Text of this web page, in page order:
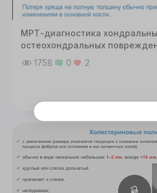
МРТ-диагностика
остеохондральных
1758
0 2
Этот сайт
Для корректной работы
необходимы файлы
СОГЛАСИЕ